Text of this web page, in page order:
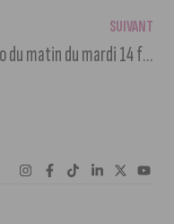
SUIVANT
L’info du matin du mardi 14 février 2023